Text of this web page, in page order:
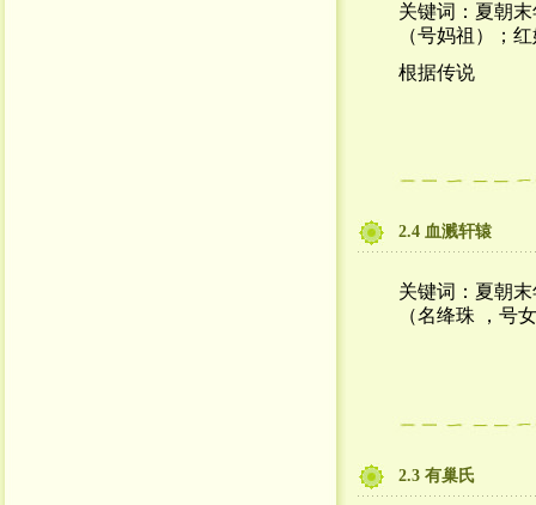
关键词：夏朝
（号妈祖）；
根据传说
2.4 血溅轩辕
关键词：夏朝
（名绛珠
，号
2.3 有巢氏